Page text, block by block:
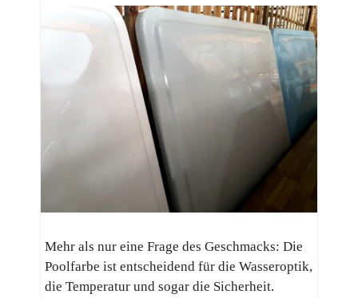
Mehr als nur eine Frage des Geschmacks: Die
Poolfarbe ist entscheidend für die Wasseroptik,
die Temperatur und sogar die Sicherheit.